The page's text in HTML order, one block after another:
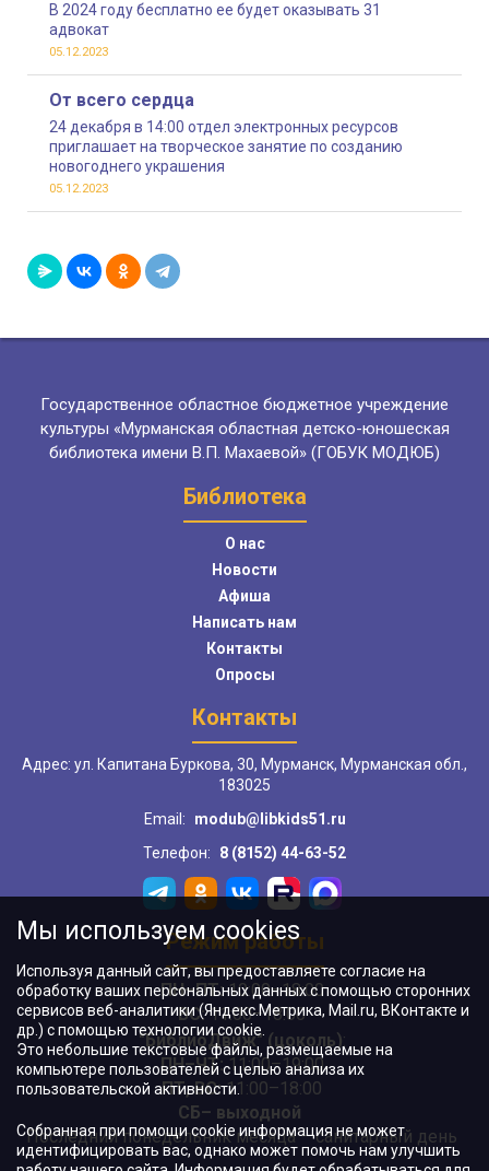
В 2024 году бесплатно ее будет оказывать 31
адвокат
05.12.2023
От всего сердца
24 декабря в 14:00 отдел электронных ресурсов
приглашает на творческое занятие по созданию
новогоднего украшения
05.12.2023
Государственное областное бюджетное учреждение
культуры «Мурманская областная детско-юношеская
библиотека имени В.П. Махаевой» (ГОБУК МОДЮБ)
Библиотека
О нас
Новости
Афиша
Написать нам
Контакты
Опросы
Контакты
Адрес: ул. Капитана Буркова, 30, Мурманск, Мурманская обл.,
183025
Email:
modub@libkids51.ru
Телефон:
8 (8152) 44-63-52
Режим работы
ПН–ПТ:10:00–18:00
ВС:11:00–18:00
"БиблиоДвиж" (цоколь):
ПН–ЧТ:11:00–19:00
ПТ, ВС:11:00–18:00
СБ– выходной
Последний понедельник месяца – санитарный день
Мы используем cookies
Используя данный сайт, вы предоставляете согласие на
обработку ваших персональных данных с помощью сторонних
сервисов веб-аналитики (Яндекс.Метрика, Mail.ru, ВКонтакте и
др.) с помощью технологии cookie.
Это небольшие текстовые файлы, размещаемые на
компьютере пользователей с целью анализа их
пользовательской активности.
Собранная при помощи cookie информация не может
идентифицировать вас, однако может помочь нам улучшить